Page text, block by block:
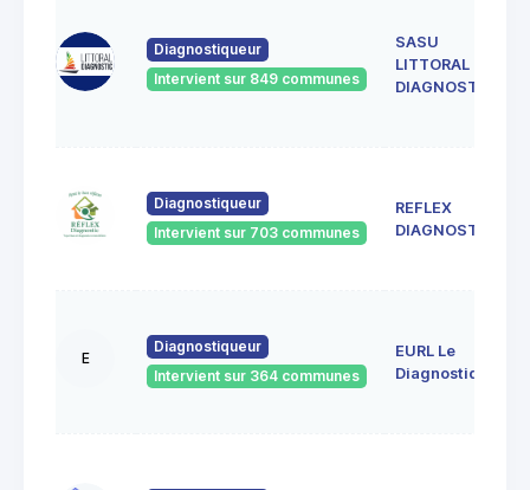
Diagnostiqueur
Intervient sur 849 communes
SASU
LITTORAL
DIAGNOSTIC
Diagnostiqueur
Intervient sur 703 communes
REFLEX
DIAGNOSTIC
E
Diagnostiqueur
Intervient sur 364 communes
EURL Le
Diagnostiqueur